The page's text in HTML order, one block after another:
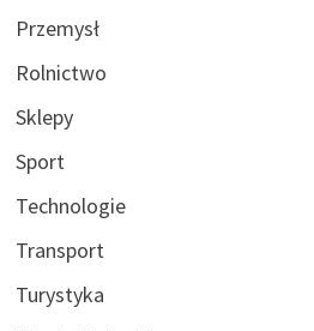
Przemysł
Rolnictwo
Sklepy
Sport
Technologie
Transport
Turystyka